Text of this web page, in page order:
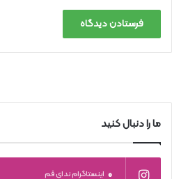
ما را دنبال کنید
0 اینستاگرام ندای قم